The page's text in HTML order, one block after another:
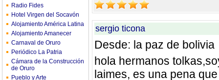
Radio Fides
Hotel Virgen del Socavón
Alojamiento América Latina
Alojamiento Amanecer
Carnaval de Oruro
Periódico La Patria
Cámara de la Construcción
de Oruro
Pueblo y Arte
sergio ticona
Desde: la paz de bolivia
hola hermanos
laimes, es una pena